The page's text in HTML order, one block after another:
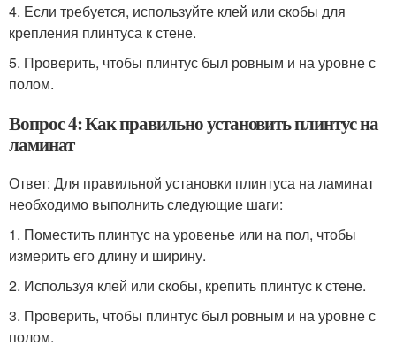
4. Если требуется, используйте клей или скобы для
крепления плинтуса к стене.
5. Проверить, чтобы плинтус был ровным и на уровне с
полом.
Вопрос 4: Как правильно установить плинтус на
ламинат
Ответ: Для правильной установки плинтуса на ламинат
необходимо выполнить следующие шаги:
1. Поместить плинтус на уровенье или на пол, чтобы
измерить его длину и ширину.
2. Используя клей или скобы, крепить плинтус к стене.
3. Проверить, чтобы плинтус был ровным и на уровне с
полом.